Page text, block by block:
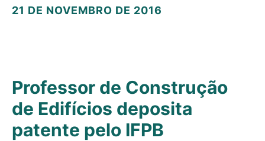
21 DE NOVEMBRO DE 2016
Professor de Construção
de Edifícios deposita
patente pelo IFPB